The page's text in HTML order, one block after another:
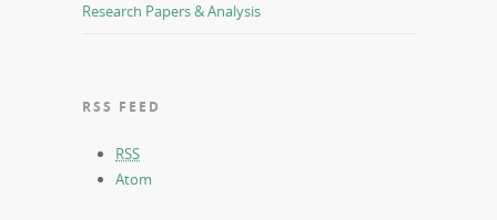
Research Papers & Analysis
RSS FEED
RSS
Atom